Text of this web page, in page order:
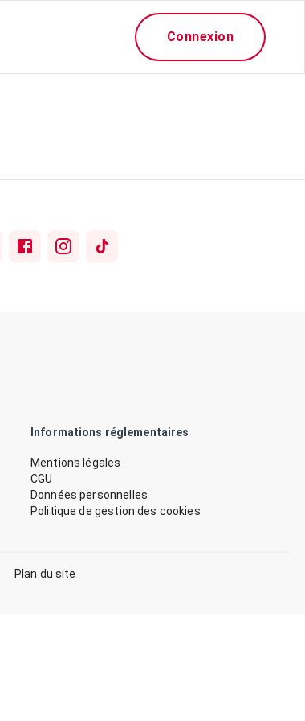
Connexion
Informations réglementaires
Mentions légales
CGU
Données personnelles
Politique de gestion des cookies
Plan du site